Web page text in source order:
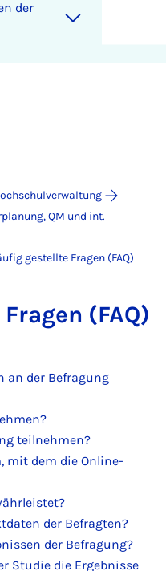
der
QM und int.
gestellte Fragen (FAQ)
(FAQ)
an der Befragung
teilnehmen?
mit dem die Online-
der Befragten?
der Befragung?
Studie die Ergebnisse